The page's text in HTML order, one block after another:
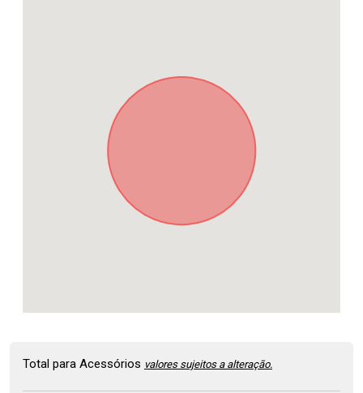
Total para Acessórios valores sujeitos a alteração.